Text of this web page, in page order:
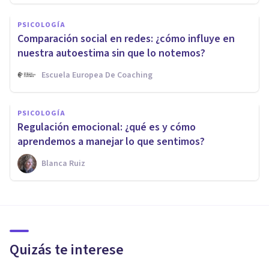
PSICOLOGÍA
Comparación social en redes: ¿cómo influye en
nuestra autoestima sin que lo notemos?
Escuela Europea De Coaching
PSICOLOGÍA
Regulación emocional: ¿qué es y cómo
aprendemos a manejar lo que sentimos?
Blanca Ruiz
Quizás te interese